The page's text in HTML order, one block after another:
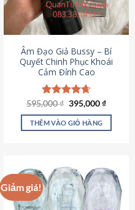
Âm Đạo Giả Bussy – Bí
Quyết Chinh Phục Khoái
Cảm Đỉnh Cao
Được xếp
hạng4.64
5 sao
595,000₫ Giá
là:
595,000 ₫.
395,000₫Giá
tại
THÊM VÀO GIỎ HÀNG
Giảm giá!